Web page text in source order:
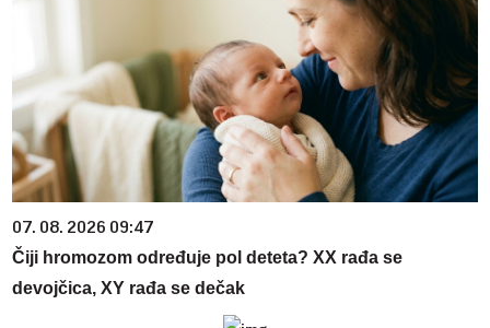
07. 08. 2026 09:47
Čiji hromozom određuje pol deteta? XX rađa se
devojčica, XY rađa se dečak